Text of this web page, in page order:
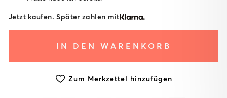
Matte:
Matte
Matte
Jetzt kaufen. Später zahlen mit
IN DEN WARENKORB
Zum Merkzettel hinzufügen